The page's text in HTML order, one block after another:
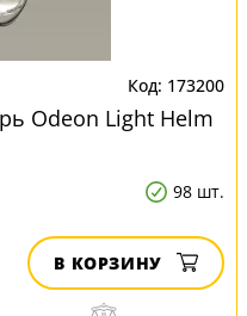
173200
Odeon Light Helm
98 шт.
В КОРЗИНУ